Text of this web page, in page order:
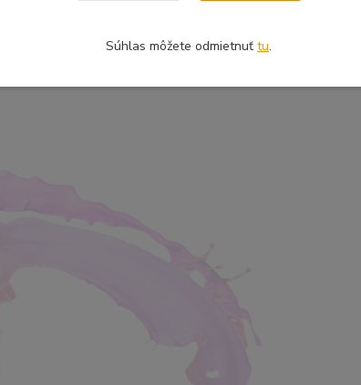
Súhlas môžete odmietnuť tu.